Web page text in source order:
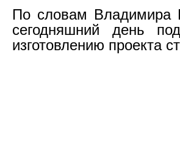
По словам Владимира
сегодняшний день
изготовлению проекта